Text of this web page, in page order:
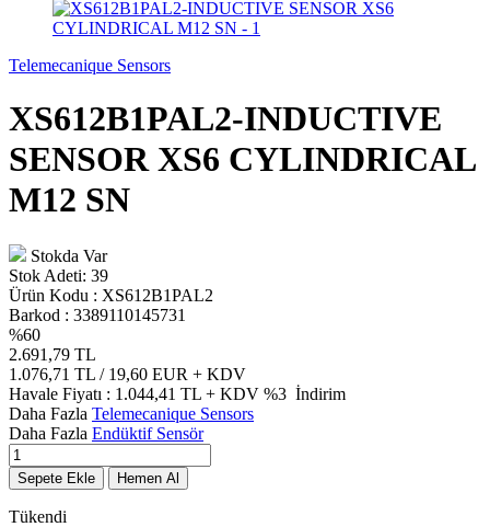
Telemecanique Sensors
XS612B1PAL2-INDUCTIVE
SENSOR XS6 CYLINDRICAL
M12 SN
Stokda Var
Stok Adeti: 39
Ürün Kodu : XS612B1PAL2
Barkod : 3389110145731
%60
2.691,79 TL
1.076,71 TL / 19,60 EUR + KDV
Havale Fiyatı : 1.044,41 TL + KDV %3 İndirim
Daha Fazla Telemecanique Sensors
Daha Fazla Endüktif Sensör
Sepete Ekle Hemen Al
Tükendi